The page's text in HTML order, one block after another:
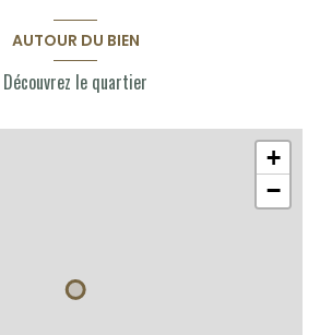
AUTOUR DU BIEN
Découvrez le quartier
+
−